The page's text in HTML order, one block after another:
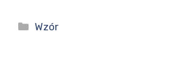
Kategorie
Wzór